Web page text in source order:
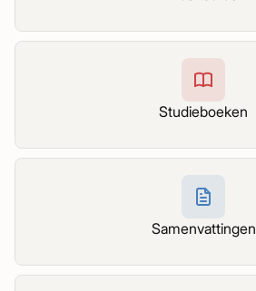
Studieboeken
Samenvattingen